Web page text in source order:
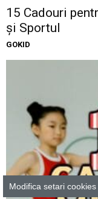
15 Cadouri
și Sportul
GOKID
Modifica setari cookies